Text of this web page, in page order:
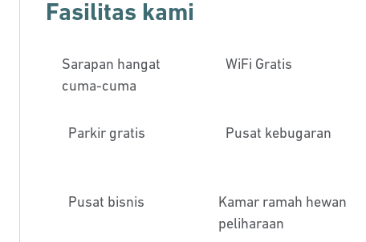
Fasilitas kami
Sarapan hangat
cuma-cuma
WiFi Gratis
Parkir gratis Pusat kebugaran
Pusat bisnis
Kamar ramah hewan
peliharaan